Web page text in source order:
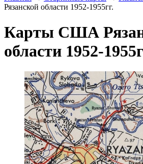
Рязанской области 1952-1955гг.
Карты США
области 1952-